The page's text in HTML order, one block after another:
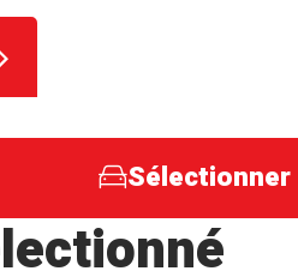
Sélectionner